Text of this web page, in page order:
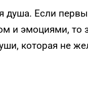
душа. Если
и эмоциями, то
которая не